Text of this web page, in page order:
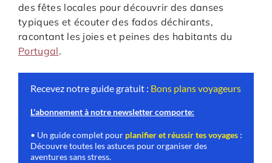
des fêtes locales pour découvrir des danses
typiques et écouter des fados déchirants,
racontant les joies et peines des habitants du
Portugal.